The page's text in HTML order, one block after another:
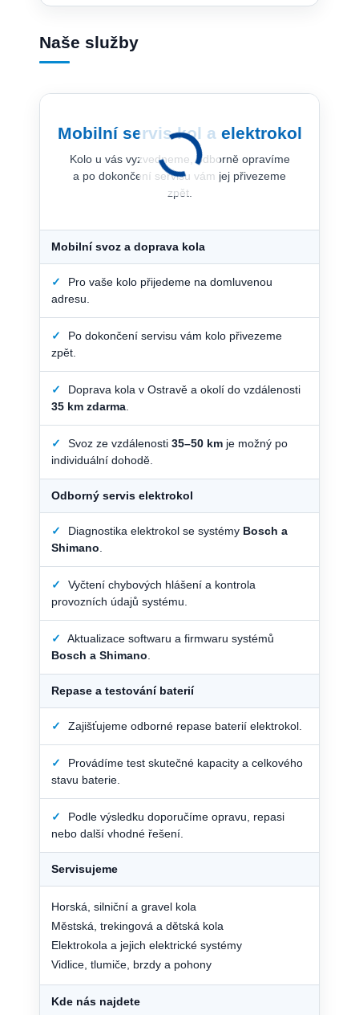
Naše služby
Mobilní servis kol a elektrokol
Kolo u vás vyzvedneme, odborně opravíme
a po dokončení servisu vám jej přivezeme
zpět.
Mobilní svoz a doprava kola
✓
Pro vaše kolo přijedeme na domluvenou
adresu.
✓
Po dokončení servisu vám kolo přivezeme
zpět.
✓
Doprava kola v Ostravě a okolí do vzdálenosti
35 km zdarma.
✓ Svoz ze vzdálenosti 35–50 km je možný po
individuální dohodě.
Odborný servis elektrokol
✓ Diagnostika elektrokol se systémy Bosch a
Shimano.
✓
Vyčtení chybových hlášení a kontrola
provozních údajů systému.
✓
Aktualizace softwaru a firmwaru systémů
Bosch a Shimano.
Repase a testování baterií
✓ Zajišťujeme odborné repase baterií elektrokol.
✓
Provádíme test skutečné kapacity a celkového
stavu baterie.
✓
Podle výsledku doporučíme opravu, repasi
nebo další vhodné řešení.
Servisujeme
Horská, silniční a gravel kola
Městská, trekingová a dětská kola
Elektrokola a jejich elektrické systémy
Vidlice, tlumiče, brzdy a pohony
Kde nás najdete